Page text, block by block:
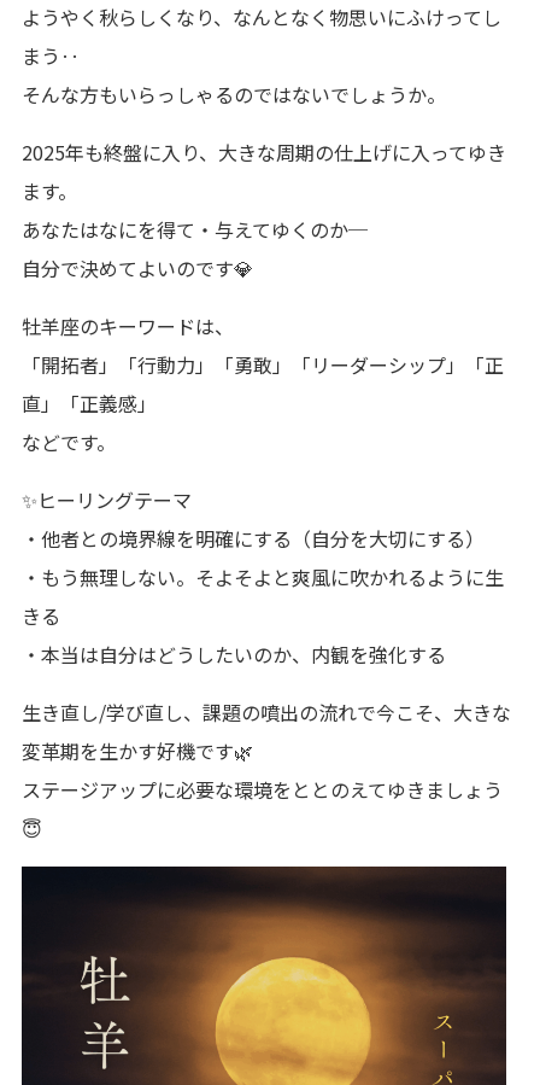
ようやく秋らしくなり、なんとなく物思いにふけってし
まう‥
そんな方もいらっしゃるのではないでしょうか。
2025年も終盤に入り、大きな周期の仕上げに入ってゆき
ます。
あなたはなにを得て・与えてゆくのか─
自分で決めてよいのです💎
牡羊座のキーワードは、
「開拓者」「行動力」「勇敢」「リーダーシップ」「正
直」「正義感」
などです。
✨ヒーリングテーマ
・他者との境界線を明確にする（自分を大切にする）
・もう無理しない。そよそよと爽風に吹かれるように生
きる
・本当は自分はどうしたいのか、内観を強化する
生き直し/学び直し、課題の噴出の流れで今こそ、大きな
変革期を生かす好機です🌿
ステージアップに必要な環境をととのえてゆきましょう
😇